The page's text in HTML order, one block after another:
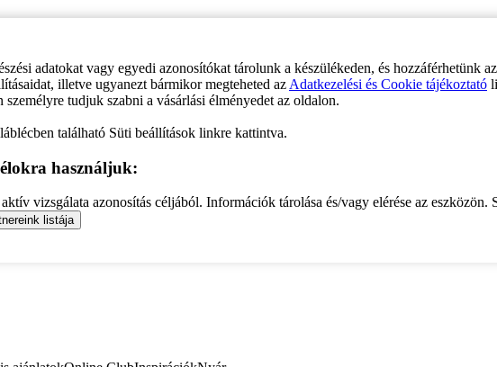
adatokat vagy egyedi azonosítókat tárolunk a készülékeden, és hozzáférhetünk
illetve ugyanezt bármikor megteheted az Adatkezelési és Cookie tájékoztató
tudjuk szabni a vásárlási élményedet az oldalon.
található Süti beállítások linkre kattintva.
használjuk:
vizsgálata azonosítás céljából. Információk tárolása és/vagy elérése az eszközön.
listája